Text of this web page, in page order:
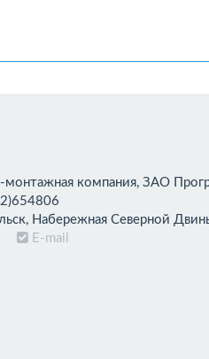
монтажная компания, ЗАО
Набережная Северной
E-mail